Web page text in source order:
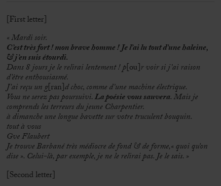
[First letter]
« Mardi soir.
C’est très fort ! mon brave homme ! Je l’ai lu tout d’une haleine,
& j’en suis étourdi.
Dans 8 jours je le relirai lentement ! p[ou]r voir si j’ai raison
d’être enthousiasmé.
J’ai reçu un g[ran]d choc, comme d’une machine électrique.
Vous ne serez pas poursuivi.La poésie vous sauvera. Mais je
comprends les terreurs du jeune Charpentier.
à dimanche une longue bavette sur votre truculent bouquin.
tout à vous
Gve Flaubert
Je trouve Barbané très médiocre de fond & de forme,« quoi qu’on
dise ». Celui-là, par exemple, je ne le relirai pas. Je le sais. »
[Second letter]